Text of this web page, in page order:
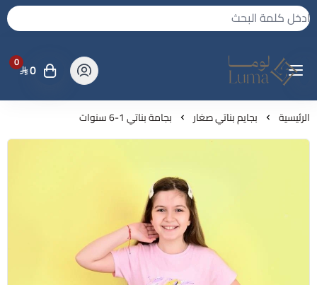
لوما - بجامه واكثر
0 0
الرئيسية بجايم بناتي صغار بجامة بناتي 1-6 سنوات